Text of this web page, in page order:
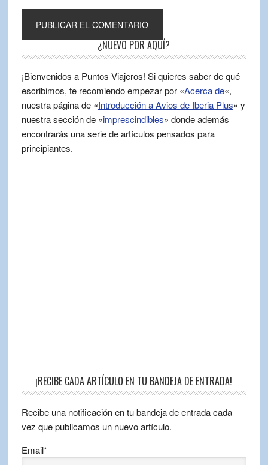
¿NUEVO POR AQUÍ?
¡Bienvenidos a Puntos Viajeros! Si quieres saber de qué
escribimos, te recomiendo empezar por «Acerca de«,
nuestra página de «Introducción a Avios de Iberia Plus» y
nuestra sección de «imprescindibles» donde además
encontrarás una serie de artículos pensados para
principiantes.
¡RECIBE CADA ARTÍCULO EN TU BANDEJA DE ENTRADA!
Recibe una notificación en tu bandeja de entrada cada
vez que publicamos un nuevo artículo.
Email*